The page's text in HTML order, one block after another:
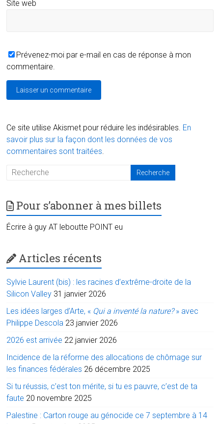
Site web
Prévenez-moi par e-mail en cas de réponse à mon
commentaire.
Ce site utilise Akismet pour réduire les indésirables. En
savoir plus sur la façon dont les données de vos
commentaires sont traitées
Pour s’abonner à mes billets
Écrire à guy AT leboutte POINT eu
Articles récents
Sylvie Laurent (bis) : les racines d’extrême-droite de la
Silicon Valley 31 janvier 2026
Les idées larges d’Arte, « Qui a inventé la nature?» avec
Philippe Descola 23 janvier 2026
2026 est arrivée 22 janvier 2026
Incidence de la réforme des allocations de chômage sur
les finances fédérales 26 décembre 2025
Si tu réussis, c’est ton mérite, si tu es pauvre, c’est de ta
faute 20 novembre 2025
Palestine : Carton rouge au génocide ce 7 septembre à 14